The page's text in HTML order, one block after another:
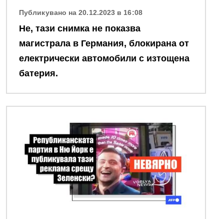
Публикувано на 20.12.2023 в 16:08
Не, тази снимка не показва
магистрала в Германия, блокирана от
електрически автомобили с изтощена
батерия.